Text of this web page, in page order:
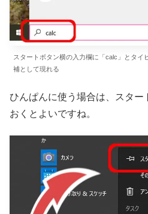
スタートボタン横の入力欄に「calc」とタイ
補として現れる
ひんぱんに使う場合は、スター
おくとよいですね。